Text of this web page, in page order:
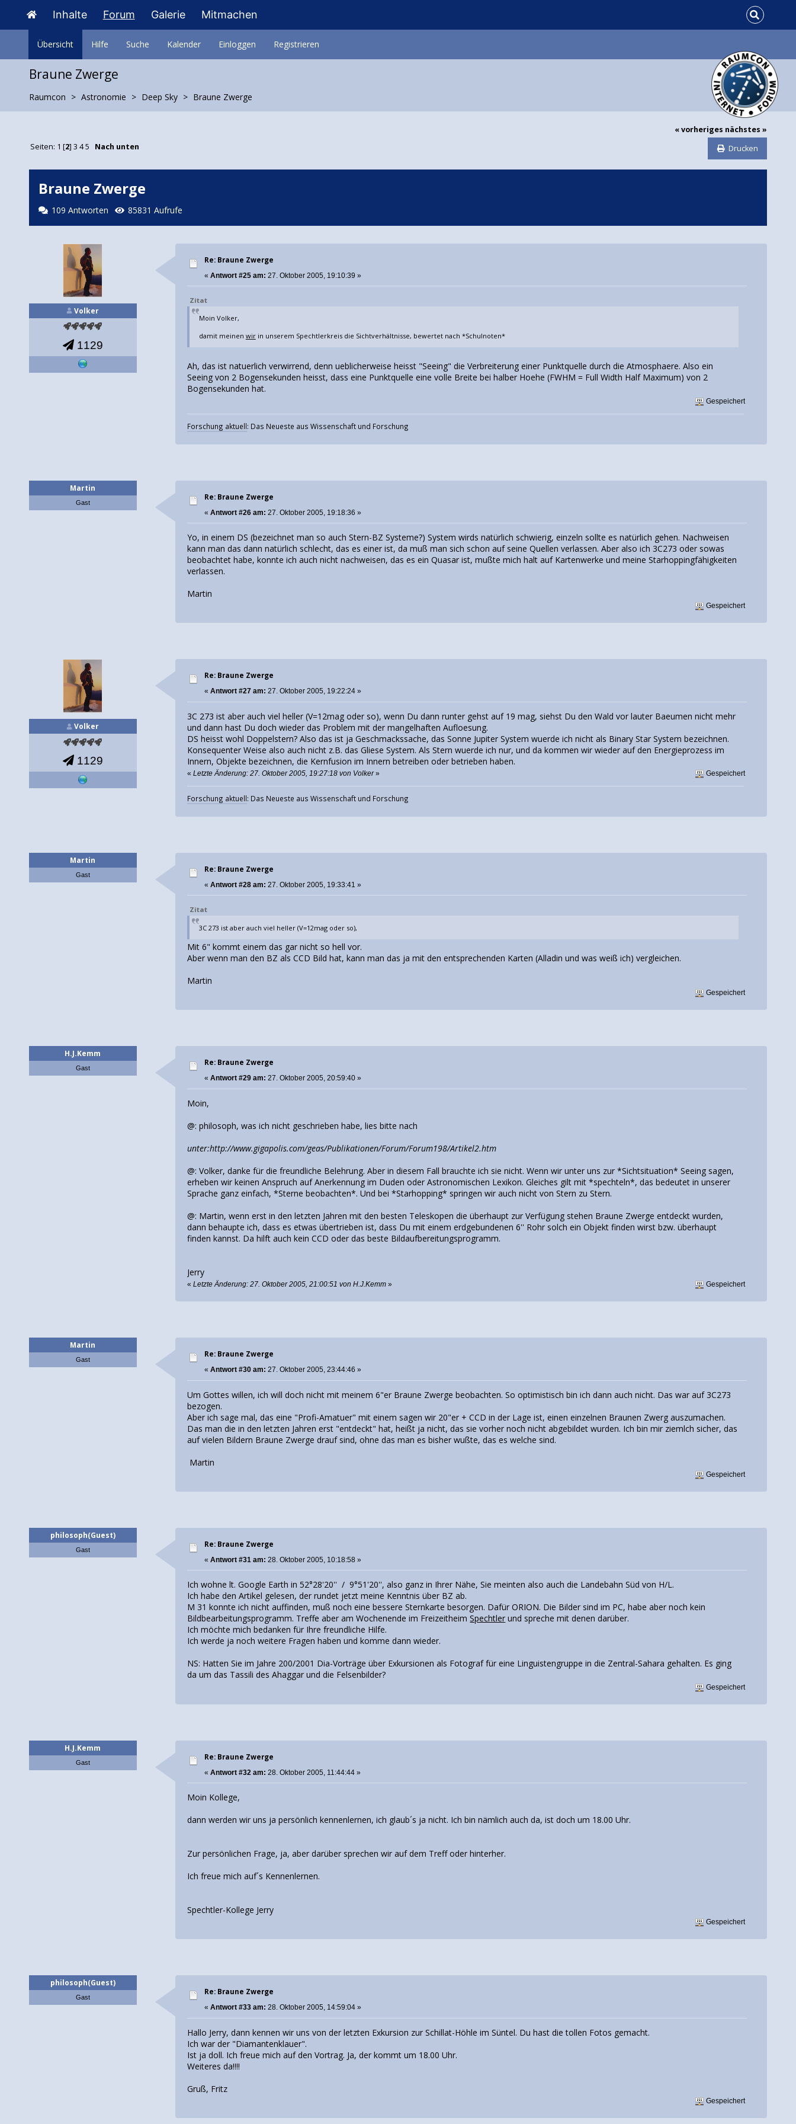
Inhalte Forum Galerie Mitmachen
Übersicht Hilfe Suche Kalender Einloggen Registrieren
Braune Zwerge
Raumcon Astronomie Deep Sky Braune Zwerge
« vorheriges nächstes »
Drucken
Seiten: 1 [2]3 45 Nach unten
Braune Zwerge
109 Antworten 85831 Aufrufe
Volker
1129
Re: Braune Zwerge
«Antwort #25 am: 27. Oktober 2005, 19:10:39 »
Zitat
Moin Volker,
damit meinen wirin unserem Spechtlerkreis die Sichtverhältnisse, bewertet nach *Schulnoten*
Ah, das ist natuerlich verwirrend, denn ueblicherweise heisst "Seeing" die Verbreiterung einer Punktquelle durch die Atmosphaere. Also ein
Seeing von 2 Bogensekunden heisst, dass eine Punktquelle eine volle Breite bei halber Hoehe (FWHM = Full Width Half Maximum) von 2
Bogensekunden hat.
Gespeichert
Forschung aktuell: Das Neueste aus Wissenschaft und Forschung
Martin
Gast
Re: Braune Zwerge
«Antwort #26 am: 27. Oktober 2005, 19:18:36 »
Yo, in einem DS (bezeichnet man so auch Stern-BZ Systeme?) System wirds natürlich schwierig, einzeln sollte es natürlich gehen. Nachweisen
kann man das dann natürlich schlecht, das es einer ist, da muß man sich schon auf seine Quellen verlassen. Aber also ich 3C273 oder sowas
beobachtet habe, konnte ich auch nicht nachweisen, das es ein Quasar ist, mußte mich halt auf Kartenwerke und meine Starhoppingfähigkeiten
verlassen.
Martin
Gespeichert
Volker
1129
Re: Braune Zwerge
«Antwort #27 am: 27. Oktober 2005, 19:22:24 »
3C 273 ist aber auch viel heller (V=12mag oder so), wenn Du dann runter gehst auf 19 mag, siehst Du den Wald vor lauter Baeumen nicht mehr
und dann hast Du doch wieder das Problem mit der mangelhaften Aufloesung.
DS heisst wohl Doppelstern? Also das ist ja Geschmackssache, das Sonne Jupiter System wuerde ich nicht als Binary Star System bezeichnen.
Konsequenter Weise also auch nicht z.B. das Gliese System. Als Stern wuerde ich nur, und da kommen wir wieder auf den Energieprozess im
Innern, Objekte bezeichnen, die Kernfusion im Innern betreiben oder betrieben haben.
«Letzte Änderung: 27. Oktober 2005, 19:27:18 von Volker» Gespeichert
Forschung aktuell: Das Neueste aus Wissenschaft und Forschung
Martin
Gast
Re: Braune Zwerge
«Antwort #28 am: 27. Oktober 2005, 19:33:41 »
Zitat
3C 273 ist aber auch viel heller (V=12mag oder so),
Mit 6" kommt einem das gar nicht so hell vor.
Aber wenn man den BZ als CCD Bild hat, kann man das ja mit den entsprechenden Karten (Alladin und was weiß ich) vergleichen.
Martin
Gespeichert
H.J.Kemm
Gast
Re: Braune Zwerge
«Antwort #29 am: 27. Oktober 2005, 20:59:40 »
Moin,
@: philosoph, was ich nicht geschrieben habe, lies bitte nach
unter:http://www.gigapolis.com/geas/Publikationen/Forum/Forum198/Artikel2.htm
@: Volker, danke für die freundliche Belehrung. Aber in diesem Fall brauchte ich sie nicht. Wenn wir unter uns zur *Sichtsituation* Seeing sagen,
erheben wir keinen Anspruch auf Anerkennung im Duden oder Astronomischen Lexikon. Gleiches gilt mit *spechteln*, das bedeutet in unserer
Sprache ganz einfach, *Sterne beobachten*. Und bei *Starhopping* springen wir auch nicht von Stern zu Stern.
@: Martin, wenn erst in den letzten Jahren mit den besten Teleskopen die überhaupt zur Verfügung stehen Braune Zwerge entdeckt wurden,
dann behaupte ich, dass es etwas übertrieben ist, dass Du mit einem erdgebundenen 6'' Rohr solch ein Objekt finden wirst bzw. überhaupt
finden kannst. Da hilft auch kein CCD oder das beste Bildaufbereitungsprogramm.
Jerry
«Letzte Änderung: 27. Oktober 2005, 21:00:51 von H.J.Kemm » Gespeichert
Martin
Gast
Re: Braune Zwerge
«Antwort #30 am: 27. Oktober 2005, 23:44:46 »
Um Gottes willen, ich will doch nicht mit meinem 6"er Braune Zwerge beobachten. So optimistisch bin ich dann auch nicht. Das war auf 3C273
bezogen.
Aber ich sage mal, das eine "Profi-Amatuer" mit einem sagen wir 20"er + CCD in der Lage ist, einen einzelnen Braunen Zwerg auszumachen.
Das man die in den letzten Jahren erst "entdeckt" hat, heißt ja nicht, das sie vorher noch nicht abgebildet wurden. Ich bin mir ziemlch sicher, das
auf vielen Bildern Braune Zwerge drauf sind, ohne das man es bisher wußte, das es welche sind.
Martin
Gespeichert
philosoph(Guest)
Gast
Re: Braune Zwerge
«Antwort #31 am: 28. Oktober 2005, 10:18:58 »
Ich wohne lt. Google Earth in 52°28'20'' / 9°51'20'', also ganz in Ihrer Nähe, Sie meinten also auch die Landebahn Süd von H/L.
Ich habe den Artikel gelesen, der rundet jetzt meine Kenntnis über BZ ab.
M 31 konnte ich nicht auffinden, muß noch eine bessere Sternkarte besorgen. Dafür ORION. Die Bilder sind im PC, habe aber noch kein
Bildbearbeitungsprogramm. Treffe aber am Wochenende im FreizeitheimSpechtler und spreche mit denen darüber.
Ich möchte mich bedanken für Ihre freundliche Hilfe.
Ich werde ja noch weitere Fragen haben und komme dann wieder.
NS: Hatten Sie im Jahre 200/2001 Dia-Vorträge über Exkursionen als Fotograf für eine Linguistengruppe in die Zentral-Sahara gehalten. Es ging
da um das Tassili des Ahaggar und die Felsenbilder?
Gespeichert
H.J.Kemm
Gast
Re: Braune Zwerge
«Antwort #32 am: 28. Oktober 2005, 11:44:44 »
Moin Kollege,
dann werden wir uns ja persönlich kennenlernen, ich glaub´s ja nicht. Ich bin nämlich auch da, ist doch um 18.00 Uhr.
Zur persönlichen Frage, ja, aber darüber sprechen wir auf dem Treff oder hinterher.
Ich freue mich auf´s Kennenlernen.
Spechtler-Kollege Jerry
Gespeichert
philosoph(Guest)
Gast
Re: Braune Zwerge
«Antwort #33 am: 28. Oktober 2005, 14:59:04 »
Hallo Jerry, dann kennen wir uns von der letzten Exkursion zur Schillat-Höhle im Süntel. Du hast die tollen Fotos gemacht.
Ich war der "Diamantenklauer".
Ist ja doll. Ich freue mich auf den Vortrag. Ja, der kommt um 18.00 Uhr.
Weiteres da!!!!
Gruß, Fritz
Gespeichert